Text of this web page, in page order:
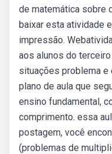
de matemática sobre
baixar esta atividade
impressão.
aos alunos do
situações problema e
plano de aula que
ensino fundamental,
comprimento. essa
postagem, você
(problemas de